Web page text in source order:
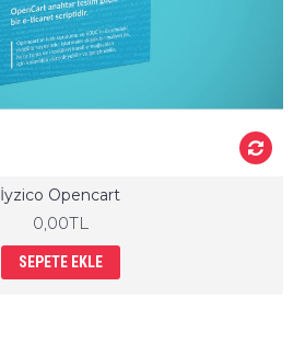
İyzico Opencart
0,00TL
SEPETE EKLE